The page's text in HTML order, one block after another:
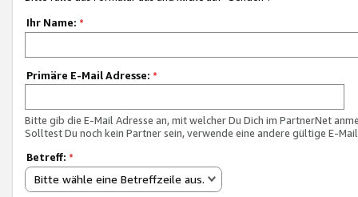
Ihr Name: *
Primäre E-Mail Adresse: *
Bitte gib die E-Mail Adresse an, mit welcher Du Dich im PartnerNet
Solltest Du noch kein Partner sein, verwende eine andere gültige E-
Betreff: *
Bitte wähle eine Betreffzeile aus.